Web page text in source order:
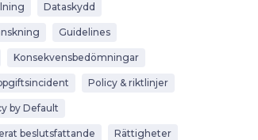
Dataskydd
Guidelines
Konsekvensbedömningar
Policy & riktlinjer
by Default
beslutsfattande Rättigheter